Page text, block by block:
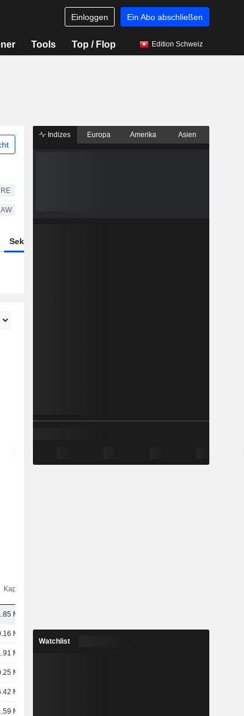
Einloggen Ein Abo abschließen
Tools Top / Flop Edition Schweiz
RE
AW
Sektor
Kap.($)
Mrd.
Mrd.
Mrd.
Mrd.
Mrd.
Mrd.
Indizes Europa Amerika Asien
Watchlist